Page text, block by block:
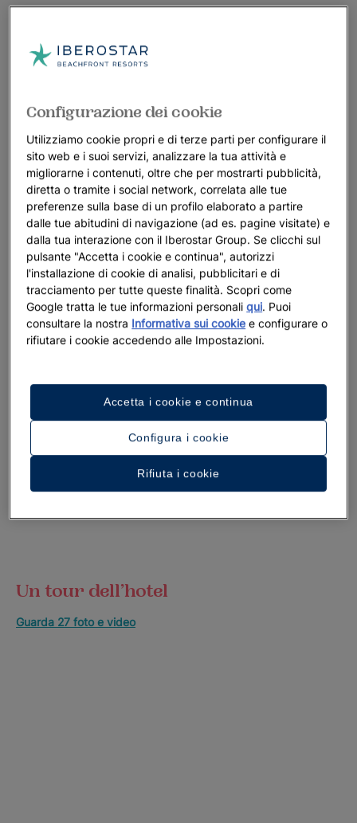
Un tour dell’hotel
Guarda 27 foto e video
Configurazione dei cookie
Utilizziamo cookie propri e di terze parti per configurare il
sito web e i suoi servizi, analizzare la tua attività e
migliorarne i contenuti, oltre che per mostrarti pubblicità,
diretta o tramite i social network, correlata alle tue
preferenze sulla base di un profilo elaborato a partire
dalle tue abitudini di navigazione (ad es. pagine visitate) e
dalla tua interazione con il Iberostar Group. Se clicchi sul
pulsante "Accetta i cookie e continua", autorizzi
l'installazione di cookie di analisi, pubblicitari e di
tracciamento per tutte queste finalità. Scopri come
Google tratta le tue informazioni personaliqui. Puoi
consultare la nostra Informativa sui cookie e configurare o
rifiutare i cookie accedendo alle Impostazioni.
Configura i cookie
Rifiuta i cookie
Accetta i cookie e continua